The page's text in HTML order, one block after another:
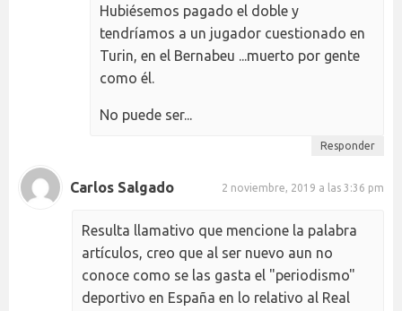
Hubiésemos pagado el doble y
tendríamos a un jugador cuestionado en
Turin, en el Bernabeu ...muerto por gente
como él.
No puede ser...
Responder
Carlos Salgado 2 noviembre, 2019 a las 3:36 pm
Resulta llamativo que mencione la palabra
artículos, creo que al ser nuevo aun no
conoce como se las gasta el "periodismo"
deportivo en España en lo relativo al Real